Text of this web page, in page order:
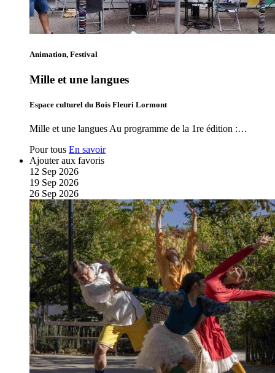
Animation, Festival
Mille et une langues
Espace culturel du Bois Fleuri Lormont
Mille et une langues Au programme de la 1re édition :…
Pour tous En savoir
Ajouter aux favoris
12 Sep 2026
19 Sep 2026
26 Sep 2026